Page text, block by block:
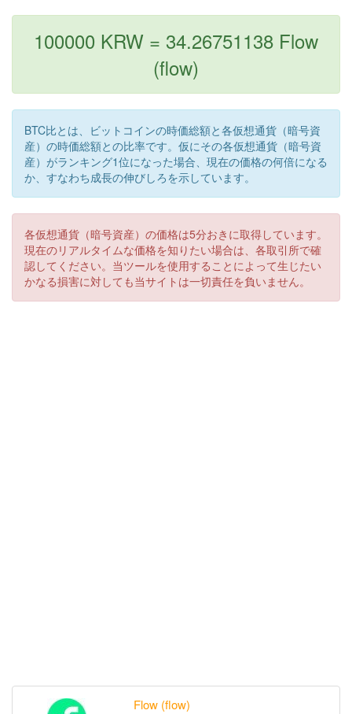
100000 KRW = 34.26751138 Flow
(flow)
BTC比とは、ビットコインの時価総額と各仮想通貨（暗号資
産）の時価総額との比率です。仮にその各仮想通貨（暗号資
産）がランキング1位になった場合、現在の価格の何倍になる
か、すなわち成長の伸びしろを示しています。
各仮想通貨（暗号資産）の価格は5分おきに取得しています。
現在のリアルタイムな価格を知りたい場合は、各取引所で確
認してください。当ツールを使用することによって生じたい
かなる損害に対しても当サイトは一切責任を負いません。
Flow (flow)